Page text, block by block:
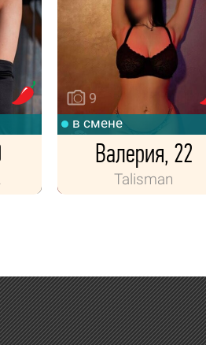
в смене
Валерия, 22
Talisman
9